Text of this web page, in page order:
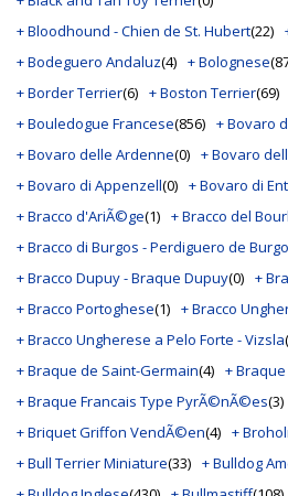
+ Bloodhound - Chien de St. Hubert(22)
+ Bodeguero Andaluz(4) + Bolognese
+ Border Terrier(6) + Boston Terrier(69)
+ Bouledogue Francese(856) + Bovaro
+ Bovaro delle Ardenne(0) + Bovaro
+ Bovaro di Appenzell(0) + Bovaro di
+ Bracco d'AriÃ©ge(1) + Bracco del
+ Bracco di Burgos - Perdiguero de
+ Bracco Dupuy - Braque Dupuy(0) +
+ Bracco Portoghese(1) + Bracco
+ Bracco Ungherese a Pelo Forte - Vizsla
+ Braque de Saint-Germain(4) +
+ Braque Francais Type PyrÃ©nÃ©es(3)
+ Briquet Griffon VendÃ©en(4) +
+ Bull Terrier Miniature(33) + Bulldog